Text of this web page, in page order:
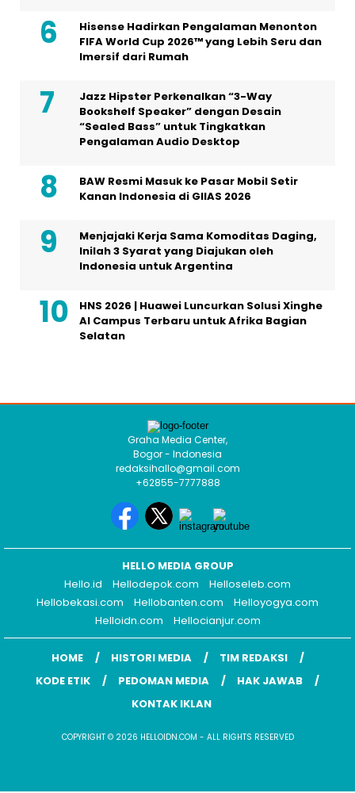
Hisense Hadirkan Pengalaman Menonton
FIFA World Cup 2026™ yang Lebih Seru dan
Imersif dari Rumah
Jazz Hipster Perkenalkan “3-Way
Bookshelf Speaker” dengan Desain
“Sealed Bass” untuk Tingkatkan
Pengalaman Audio Desktop
BAW Resmi Masuk ke Pasar Mobil Setir
Kanan Indonesia di GIIAS 2026
Menjajaki Kerja Sama Komoditas Daging,
Inilah 3 Syarat yang Diajukan oleh
Indonesia untuk Argentina
HNS 2026 | Huawei Luncurkan Solusi Xinghe
AI Campus Terbaru untuk Afrika Bagian
Selatan
Graha Media Center,
Bogor - Indonesia
redaksihallo@gmail.com
+62855-7777888
HELLO MEDIA GROUP
Hello.id
Hellodepok.com
Helloseleb.com
Hellobekasi.com
Hellobanten.com
Helloyogya.com
Helloidn.com
Hellocianjur.com
HOME HISTORI MEDIA
TIM REDAKSI
KODE ETIK
PEDOMAN MEDIA
HAK JAWAB
KONTAK IKLAN
COPYRIGHT © 2026 HELLOIDN.COM - ALL RIGHTS RESERVED